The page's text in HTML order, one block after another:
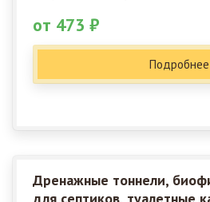
от 473 ₽
Подробнее
Дренажные тоннели,
для септиков, туалетные